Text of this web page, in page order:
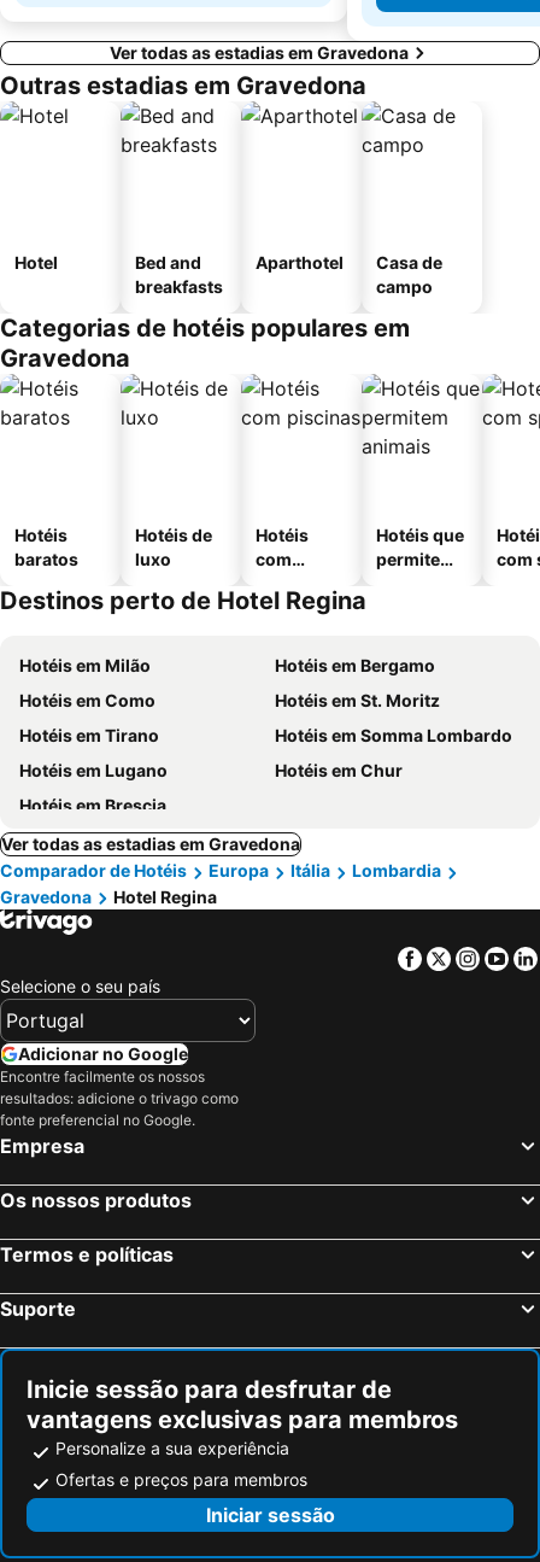
Ver todas as estadias em Gravedona
Outras estadias em Gravedona
Hotel
Bed and
breakfasts
Aparthotel
Casa de
campo
Categorias de hotéis populares em
Gravedona
Hotéis
baratos
Hotéis de
luxo
Hotéis
com
Hotéis que
permitem
com
Destinos perto de Hotel Regina
Hotéis em Milão
Hotéis em Bergamo
Hotéis em Como
Hotéis em St. Moritz
Hotéis em Tirano
Hotéis em Somma Lombardo
Hotéis em Lugano
Hotéis em Chur
Hotéis em Brescia
Ver todas as estadias em Gravedona
Comparador de Hotéis
Europa Itália
Lombardia
Gravedona
Hotel Regina
Facebook
Twitter
Selecione o seu país
Adicionar no Google
Encontre facilmente os nossos
resultados: adicione o trivago como
fonte preferencial no Google.
Empresa
Os nossos produtos
Termos e políticas
Suporte
Inicie sessão para desfrutar de
vantagens exclusivas para membros
Personalize a sua experiência
Ofertas e preços para membros
Iniciar sessão